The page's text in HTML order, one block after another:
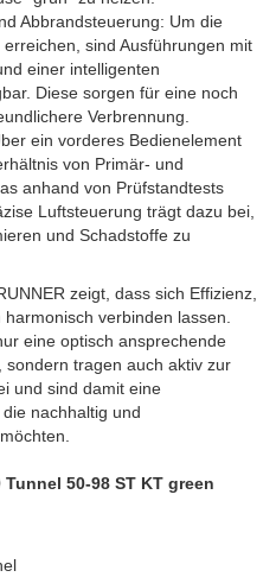
Abbrandsteuerung: Um die
sind Ausführungen mit
einer intelligenten
Diese sorgen für eine noch
Verbrennung.
ein vorderes Bedienelement
von Primär- und
anhand von Prüfstandtests
Luftsteuerung trägt dazu bei,
und Schadstoffe zu
zeigt, dass sich Effizienz,
verbinden lassen.
eine optisch ansprechende
tragen auch aktiv zur
und sind damit eine
nachhaltig und
50-98 ST KT green